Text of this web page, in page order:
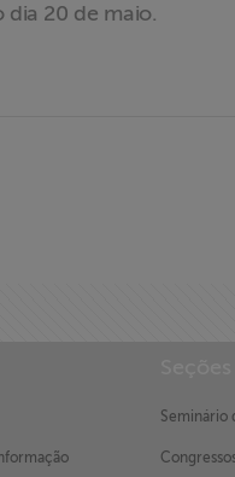
dia 20 de maio.
Seminário